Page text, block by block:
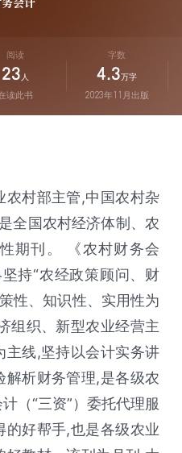
会计
阅读
23 人
读此书
字数
4.3 万字
2023年11月出版
农村部主管,中国农村杂
全国农村经济体制、农
期刊。 《农村财务会
持“农经政策顾问、财
性、知识性、实用性为
组织、新型农业经营主
主线,坚持以会计实务讲
解析财务管理,是各级农
（“三资”）委托代理服
的好帮手,也是各级农业